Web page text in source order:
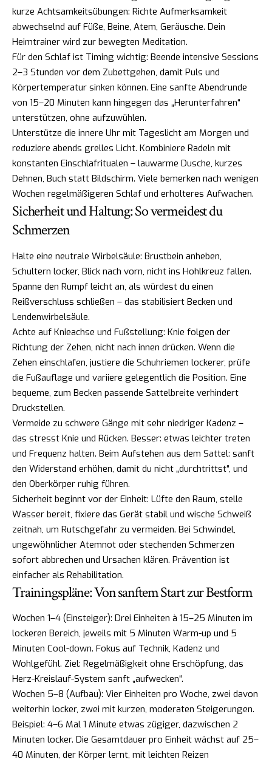
kurze Achtsamkeitsübungen: Richte Aufmerksamkeit
abwechselnd auf Füße, Beine, Atem, Geräusche. Dein
Heimtrainer wird zur bewegten Meditation.
Für den Schlaf ist Timing wichtig: Beende intensive Sessions
2–3 Stunden vor dem Zubettgehen, damit Puls und
Körpertemperatur sinken können. Eine sanfte Abendrunde
von 15–20 Minuten kann hingegen das „Herunterfahren“
unterstützen, ohne aufzuwühlen.
Unterstütze die innere Uhr mit Tageslicht am Morgen und
reduziere abends grelles Licht. Kombiniere Radeln mit
konstanten Einschlafritualen – lauwarme Dusche, kurzes
Dehnen, Buch statt Bildschirm. Viele bemerken nach wenigen
Wochen regelmäßigeren Schlaf und erholteres Aufwachen.
Sicherheit und Haltung: So vermeidest du
Schmerzen
Halte eine neutrale Wirbelsäule: Brustbein anheben,
Schultern locker, Blick nach vorn, nicht ins Hohlkreuz fallen.
Spanne den Rumpf leicht an, als würdest du einen
Reißverschluss schließen – das stabilisiert Becken und
Lendenwirbelsäule.
Achte auf Knieachse und Fußstellung: Knie folgen der
Richtung der Zehen, nicht nach innen drücken. Wenn die
Zehen einschlafen, justiere die Schuhriemen lockerer, prüfe
die Fußauflage und variiere gelegentlich die Position. Eine
bequeme, zum Becken passende Sattelbreite verhindert
Druckstellen.
Vermeide zu schwere Gänge mit sehr niedriger Kadenz –
das stresst Knie und Rücken. Besser: etwas leichter treten
und Frequenz halten. Beim Aufstehen aus dem Sattel: sanft
den Widerstand erhöhen, damit du nicht „durchtrittst“, und
den Oberkörper ruhig führen.
Sicherheit beginnt vor der Einheit: Lüfte den Raum, stelle
Wasser bereit, fixiere das Gerät stabil und wische Schweiß
zeitnah, um Rutschgefahr zu vermeiden. Bei Schwindel,
ungewöhnlicher Atemnot oder stechenden Schmerzen
sofort abbrechen und Ursachen klären. Prävention ist
einfacher als Rehabilitation.
Trainingspläne: Von sanftem Start zur Bestform
Wochen 1–4 (Einsteiger): Drei Einheiten à 15–25 Minuten im
lockeren Bereich, jeweils mit 5 Minuten Warm-up und 5
Minuten Cool-down. Fokus auf Technik, Kadenz und
Wohlgefühl. Ziel: Regelmäßigkeit ohne Erschöpfung, das
Herz-Kreislauf-System sanft „aufwecken“.
Wochen 5–8 (Aufbau): Vier Einheiten pro Woche, zwei davon
weiterhin locker, zwei mit kurzen, moderaten Steigerungen.
Beispiel: 4–6 Mal 1 Minute etwas zügiger, dazwischen 2
Minuten locker. Die Gesamtdauer pro Einheit wächst auf 25–
40 Minuten, der Körper lernt, mit leichten Reizen